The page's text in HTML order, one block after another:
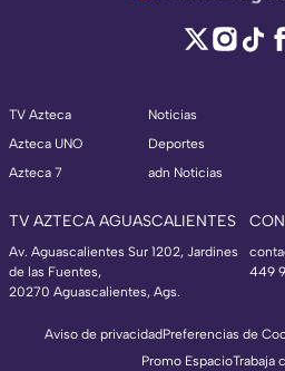
TV Azteca
Azteca UNO
Azteca 7
Noticias
Deportes
adn Noticias
TV AZTECA AGUASCALIENTES
Av. Aguascalientes Sur 1202, Jardines
de las Fuentes,
20270 Aguascalientes, Ags.
449
Aviso de privacidadPreferencias de
Promo EspacioTrabaja